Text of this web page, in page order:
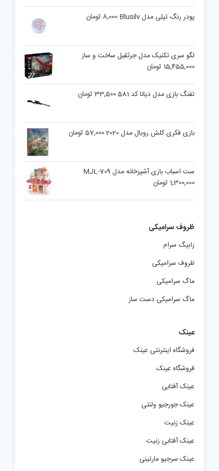
پودر رنگ تپلی مدل Blusilv 8,000 تومان
لگو سری تکنیک مدل جرثقیل ساخت و ساز
15,455,000 تومان
تفنگ بازی مدل دیانا کد 581 33,500تومان
بازی فکری کلش رویال مدل 2020 57,000تومان
ست اسباب بازی آشپزخانه مدل MJL-709
1,300,000 تومان
ظروف سرامیکی
زابیگ سرام
ظروف سرامیکی
ماگ سرامیکی
ماگ سرامیکی دست ساز
عینک
فروشگاه اینترنتی عینک
فروشگاه عینک
عینک آفتابی
عینک جورجیو ولنتی
عینک زنیت
عینک آفتابی زنیت
عینک سرجیو مارتینی